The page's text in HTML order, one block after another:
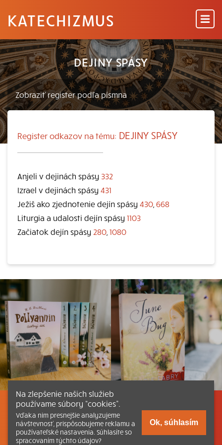
KATECHIZMUS
DEJINY SPÁSY
Register odkazov na tému: DEJINY SPÁSY
Anjeli v dejinách spásy 332
Izrael v dejinách spásy 431
Ježiš ako zjednotenie dejín spásy 430 668
Liturgia a udalosti dejín spásy 1103
Začiatok dejín spásy 280 1080
Listovať Obsah Dokumenty a články
Kontakt Tlačená verzia Katechizmu
Na zlepšenie našich služieb
používame súbory “cookies”.
Vďaka nim presnejšie analyzujeme
návštevnosť, prispôsobujeme reklamu a
používateľské nastavenia. Súhlasíte so
spracovaním týchto údajov?
Ok, súhlasím